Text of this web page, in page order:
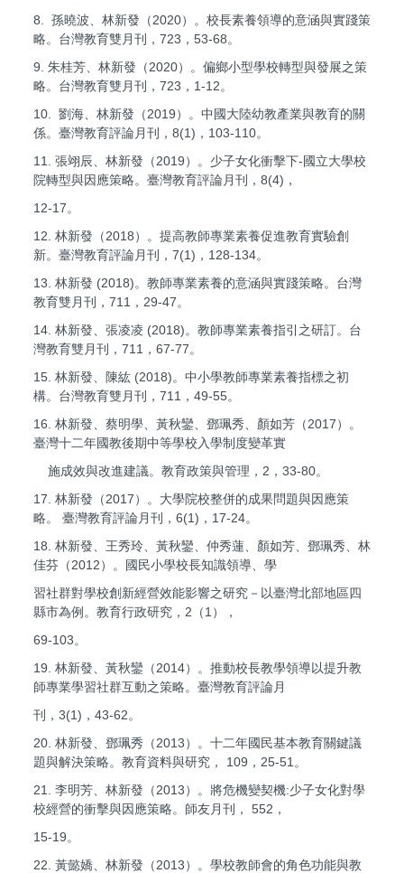
8. 孫曉波、林新發（2020）。校長素養領導的意涵與實踐策
略。台灣教育雙月刊，723，53-68。
9. 朱桂芳、林新發（2020）。偏鄉小型學校轉型與發展之策
略。台灣教育雙月刊，723，1-12。
10. 劉海、林新發（2019）。中國大陸幼教產業與教育的關
係。臺灣教育評論月刊，8(1)，103-110。
11. 張翊辰、林新發（2019）。少子女化衝擊下-國立大學校
院轉型與因應策略。臺灣教育評論月刊，8(4)，
12-17。
12. 林新發（2018）。提高教師專業素養促進教育實驗創
新。臺灣教育評論月刊，7(1)，128-134。
13. 林新發 (2018)。教師專業素養的意涵與實踐策略。台灣
教育雙月刊，711，29-47。
14. 林新發、張凌凌 (2018)。教師專業素養指引之研訂。台
灣教育雙月刊，711，67-77。
15. 林新發、陳紘 (2018)。中小學教師專業素養指標之初
構。台灣教育雙月刊，711，49-55。
16. 林新發、蔡明學、黃秋鑾、鄧珮秀、顏如芳（2017）。
臺灣十二年國教後期中等學校入學制度變革實
施成效與改進建議。教育政策與管理，2，33-80。
17. 林新發（2017）。大學院校整併的成果問題與因應策
略。 臺灣教育評論月刊，6(1)，17-24。
18. 林新發、王秀玲、黃秋鑾、仲秀蓮、顏如芳、鄧珮秀、林
佳芬（2012）。國民小學校長知識領導、學
習社群對學校創新經營效能影響之研究－以臺灣北部地區四
縣市為例。教育行政研究，2（1），
69-103。
19. 林新發、黃秋鑾（2014）。推動校長教學領導以提升教
師專業學習社群互動之策略。臺灣教育評論月
刊，3(1)，43-62。
20. 林新發、鄧珮秀（2013）。十二年國民基本教育關鍵議
題與解決策略。教育資料與研究， 109，25-51。
21. 李明芳、林新發（2013）。將危機變契機:少子女化對學
校經營的衝擊與因應策略。師友月刊， 552，
15-19。
22. 黃懿嬌、林新發（2013）。學校教師會的角色功能與教